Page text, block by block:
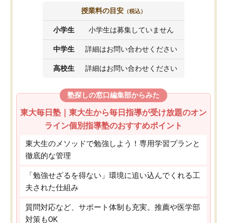
授業料の目安 （税込）
小学生 小学生は募集していません
中学生 詳細はお問い合わせください
高校生 詳細はお問い合わせください
塾探しの窓口編集部からみた
東大毎日塾｜東大生から毎日指導が受け放題のオン
ライン個別指導塾のおすすめポイント
東大生のメソッドで勉強しよう！専用学習プランと
徹底的な管理
「勉強せざるを得ない」環境に追い込んでくれる工
夫された仕組み
質問対応など、サポート体制も充実。推薦や医学部
対策もOK